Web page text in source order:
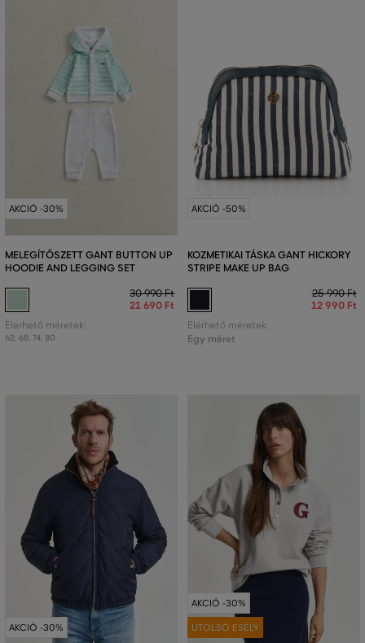
AKCIÓ -30%
MELEGÍTŐSZETT GANT BUTTON UP
HOODIE AND LEGGING SET
30 990 Ft
21 690 Ft
Elérhető méretek:
62, 68, 74, 80
AKCIÓ -50%
KOZMETIKAI TÁSKA GANT HICKORY
STRIPE MAKE UP BAG
25 990 Ft
12 990 Ft
Elérhető méretek:
Egy méret
AKCIÓ -30%
AKCIÓ -30%
UTOLSÓ ESÉLY